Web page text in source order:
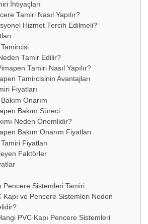
İhtiyaçları
Tamiri Nasıl Yapılır?
Hizmet Tercih Edilmeli?
Tamir Edilir?
Tamiri Nasıl Yapılır?
Tamircisinin Avantajları
Fiyatları
Onarım
Bakım Süreci
Neden Önemlidir?
Bakım Onarım Fiyatları
Fiyatları
Faktörler
Pencere Sistemleri Tamiri
Kapı ve Pencere Sistemleri Neden
PVC Kapı Pencere Sistemleri